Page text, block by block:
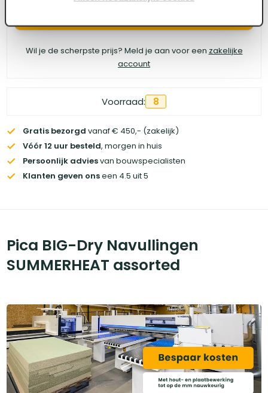
Wil je de scherpste prijs? Meld je aan voor een zakelijke
account
Voorraad: 8
Gratis bezorgd vanaf € 450,- (zakelijk)
Vóór 12 uur besteld, morgen in huis
Persoonlijk adviesvan bouwspecialisten
Klanten geven onseen 4.5 uit 5
Pica BIG-Dry Navullingen
SUMMERHEAT assorted